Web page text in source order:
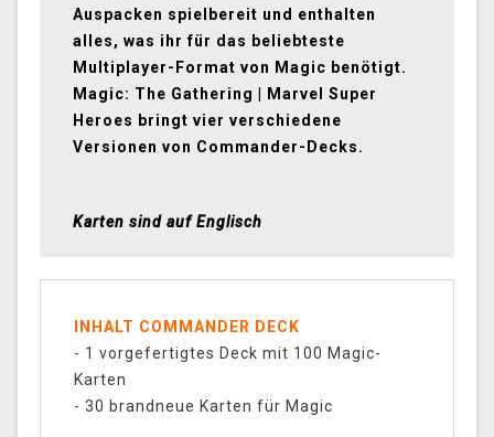
Auspacken spielbereit und enthalten
alles, was ihr für das beliebteste
Multiplayer-Format von Magic benötigt.
Magic: The Gathering | Marvel Super
Heroes bringt vier verschiedene
Versionen von Commander-Decks.
Karten sind auf Englisch
INHALT COMMANDER DECK
- 1 vorgefertigtes Deck mit 100 Magic-
Karten
- 30 brandneue Karten für Magic